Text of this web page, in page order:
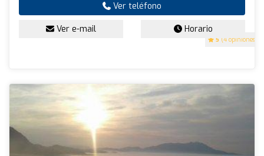
5 (4 opiniones)
Ver teléfono
Ver e-mail Horario